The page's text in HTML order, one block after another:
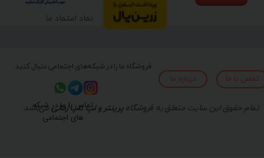
تمام حقوق این سایت متعلق به فروشگاهپرینتر و لپ تاپ زمانی می‌باشد.
فروشگاه ما را در شبکه‌های اجتماعی دنبال کنید:
نماد اعتماد ما
تماس با ما درباره ما
تماس با ما در شبکه
های اجتماعی